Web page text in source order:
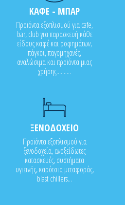
ΚΑΦΕ - ΜΠΑΡ
Προϊόντα εξοπλισμού για cafe,
bar, club για παρασκευή κάθε
είδους καφέ και ροφημάτων,
πάγκοι, παγομηχανές,
αναλώσιμα και προϊόντα μιας
χρήσης..........
ΞΕΝΟΔΟΧΕΙΟ
Προϊόντα εξοπλισμού για
ξενοδοχεία, ανοξείδωτες
κατασκευές, συστήματα
υγιεινής, καρότσια μεταφοράς,
blast chillers...